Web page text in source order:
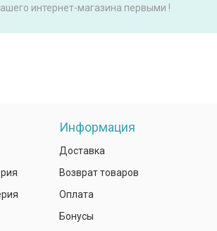
интернет-магазина первыми !
Информация
Доставка
Возврат товаров
Оплата
Бонусы